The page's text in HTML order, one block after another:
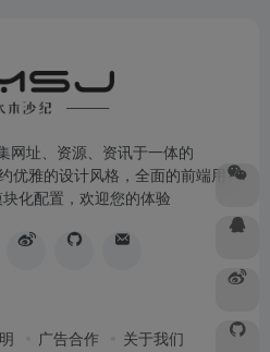
网址、资源、资讯于一体的
优雅的设计风格，全面的前端用
化配置，欢迎您的体验
广告合作 关于我们